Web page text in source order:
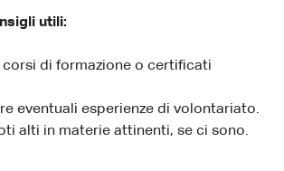
utili:
corsi di formazione o certificati
eventuali esperienze di volontariato.
alti in materie attinenti, se ci sono.